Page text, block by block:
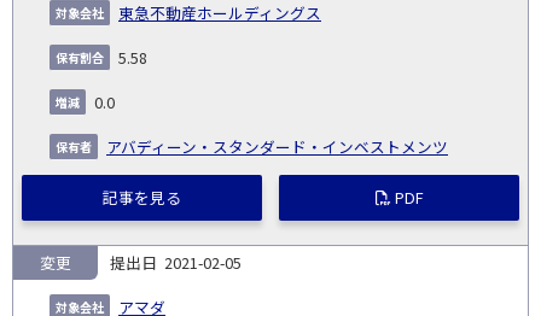
東急不動産ホールディングス
5.58
0.0
アバディーン・スタンダード・インベストメンツ
記事を見る PDF
2021-02-05
アマダ
変更